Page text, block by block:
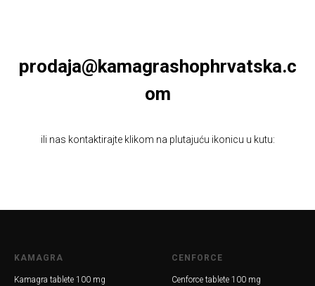
prodaja@kamagrashophrvatska.c
om
ili nas kontaktirajte klikom na plutajuću ikonicu u kutu:
KAMAGRA
Kamagra tablete 100 mg
CENFORCE
Cenforce tablete 100 mg